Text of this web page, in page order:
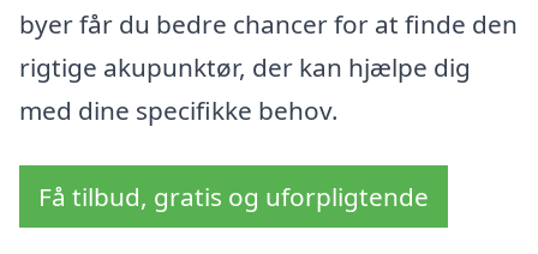
byer får du bedre chancer for at finde den
rigtige akupunktør, der kan hjælpe dig
med dine specifikke behov.
Få tilbud, gratis og uforpligtende